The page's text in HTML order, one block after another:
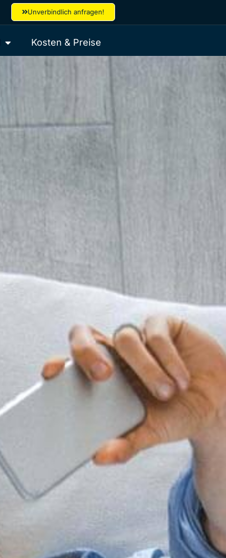
Unverbindlich anfragen!
Kosten & Preise